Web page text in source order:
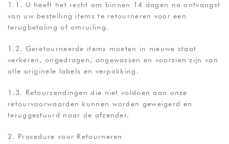
1.1. U heeft het recht om binnen 14 dagen na ontvangst
van uw bestelling items te retourneren voor een
terugbetaling of omruiling.
1.2. Geretourneerde items moeten in nieuwe staat
verkeren, ongedragen, ongewassen en voorzien zijn van
alle originele labels en verpakking.
1.3. Retourzendingen die niet voldoen aan onze
retourvoorwaarden kunnen worden geweigerd en
teruggestuurd naar de afzender.
2. Procedure voor Retourneren